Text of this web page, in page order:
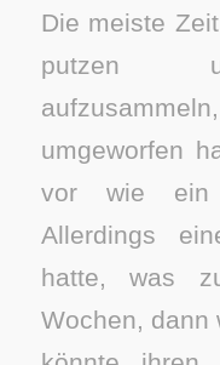
Die meiste
putzen
umgeworfen
vor wie ein
Allerdings
hatte, was
Wochen, dann